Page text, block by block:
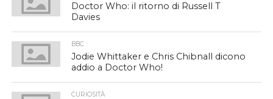
Doctor Who: il ritorno di Russell T
Davies
BBC
Jodie Whittaker e Chris Chibnall dicono
addio a Doctor Who!
CURIOSITÀ